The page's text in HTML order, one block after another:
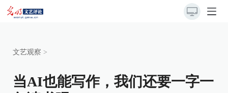
文艺观察 >
当AI也能写作，我们还要一字一